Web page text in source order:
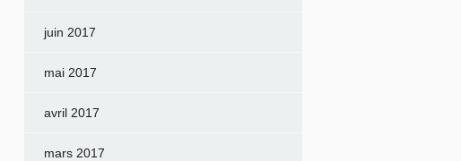
juin 2017
mai 2017
avril 2017
mars 2017